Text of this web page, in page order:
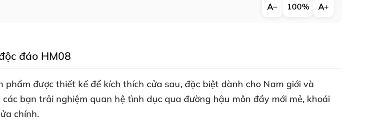
− 100% +
đáo HM08
phẩm được thiết kế để kích thích cửa sau, đặc biệt dành cho Nam giới và
các bạn trải nghiệm quan hệ tình dục qua đường hậu môn đầy mới mẻ, khoái
chính.